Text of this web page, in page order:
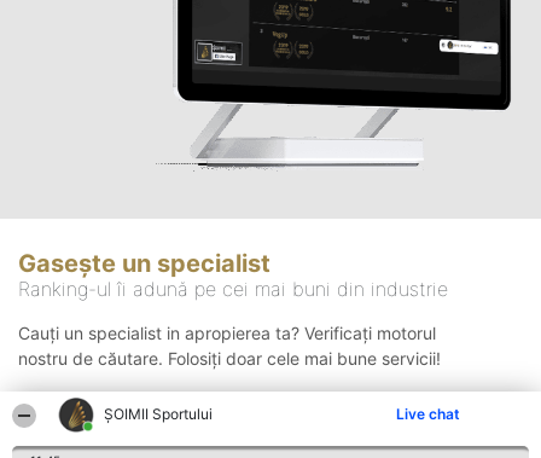
ȘOIMII Sportului Live chat
Gasește un specialist
Ranking-ul îi adună pe cei mai buni din industrie
Cauți un specialist in apropierea ta? Verificați motorul
nostru de căutare. Folosiți doar cele mai bune servicii!